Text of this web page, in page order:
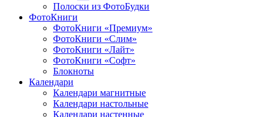
Полоски из ФотоБудки
ФотоКниги
ФотоКниги «Премиум»
ФотоКниги «Слим»
ФотоКниги «Лайт»
ФотоКниги «Софт»
Блокноты
Календари
Календари магнитные
Календари настольные
Календари настенные